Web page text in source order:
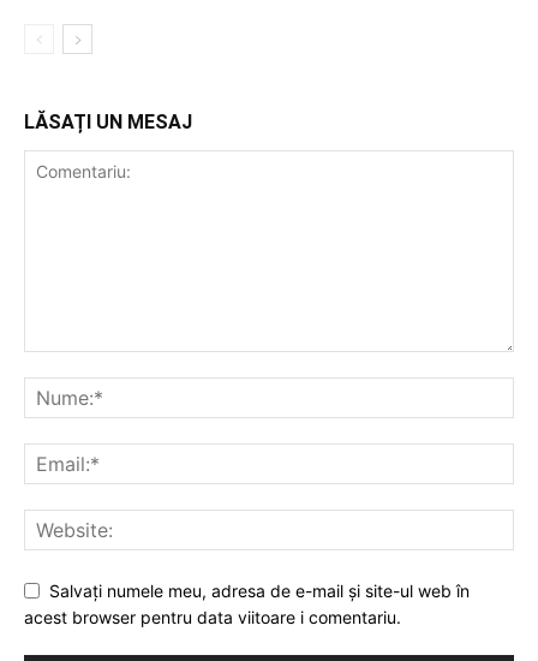
LĂSAȚI UN MESAJ
Salvați numele meu, adresa de e-mail și site-ul web în
acest browser pentru data viitoare i comentariu.